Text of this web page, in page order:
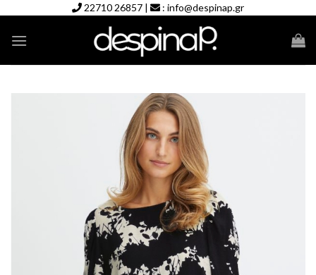
content
22710 26857 | : info@despinap.gr